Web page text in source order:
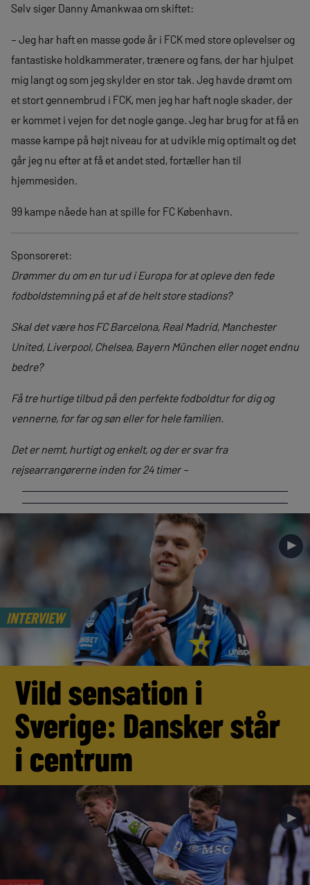
Selv siger Danny Amankwaa om skiftet:
– Jeg har haft en masse gode år i FCK med store oplevelser og
fantastiske holdkammerater, trænere og fans, der har hjulpet
mig langt og som jeg skylder en stor tak. Jeg havde drømt om
et stort gennembrud i FCK, men jeg har haft nogle skader, der
er kommet i vejen for det nogle gange. Jeg har brug for at få en
masse kampe på højt niveau for at udvikle mig optimalt og det
går jeg nu efter at få et andet sted, fortæller han til
hjemmesiden.
99 kampe nåede han at spille for FC København.
Sponsoreret:
Drømmer du om en tur ud i Europa for at opleve den fede
fodboldstemning på et af de helt store stadions?
Skal det være hos FC Barcelona, Real Madrid, Manchester
United, Liverpool, Chelsea, Bayern München eller noget endnu
bedre?
Få tre hurtige tilbud på den perfekte fodboldtur for dig og
vennerne, for far og søn eller for hele familien.
Det er nemt, hurtigt og enkelt, og der er svar fra
rejsearrangørerne inden for 24 timer –
INTERVIEW
►
Vild sensation i
Sverige: Dansker står
i centrum
►